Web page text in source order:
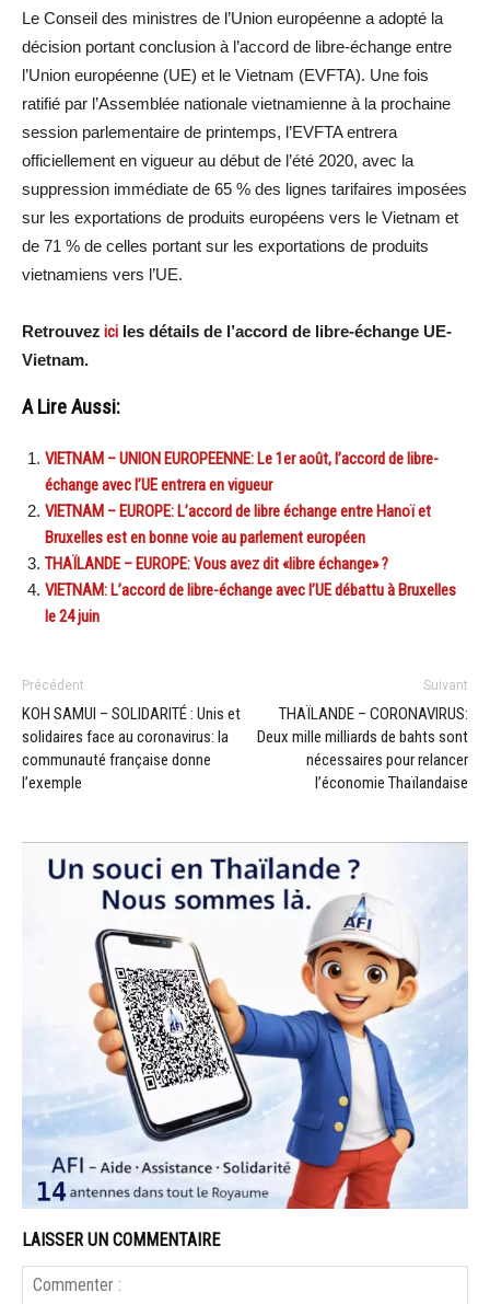
Le Conseil des ministres de l’Union européenne a adopté la
décision portant conclusion à l’accord de libre-échange entre
l’Union européenne (UE) et le Vietnam (EVFTA). Une fois
ratifié par l’Assemblée nationale vietnamienne à la prochaine
session parlementaire de printemps, l’EVFTA entrera
officiellement en vigueur au début de l’été 2020, avec la
suppression immédiate de 65 % des lignes tarifaires imposées
sur les exportations de produits européens vers le Vietnam et
de 71 % de celles portant sur les exportations de produits
vietnamiens vers l’UE.
Retrouvez ici les détails de l’accord de libre-échange UE-
Vietnam.
A Lire Aussi:
VIETNAM – UNION EUROPEENNE: Le 1er août, l’accord de libre-
échange avec l’UE entrera en vigueur
VIETNAM – EUROPE: L’accord de libre échange entre Hanoï et
Bruxelles est en bonne voie au parlement européen
THAÏLANDE – EUROPE: Vous avez dit «libre échange» ?
VIETNAM: L’accord de libre-échange avec l’UE débattu à Bruxelles
le 24 juin
Précédent
KOH SAMUI – SOLIDARITÉ : Unis et
solidaires face au coronavirus: la
communauté française donne
l’exemple
Suivant
THAÏLANDE – CORONAVIRUS:
Deux mille milliards de bahts sont
nécessaires pour relancer
l’économie Thaïlandaise
LAISSER UN COMMENTAIRE